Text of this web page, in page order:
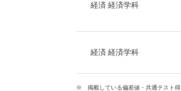
経済 経済学科
経済 経済学科
※ 掲載している偏差値・共通テスト得